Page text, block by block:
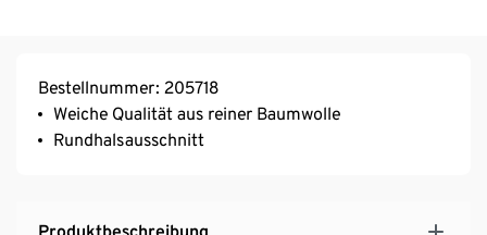
Bestellnummer: 205718
Weiche Qualität aus reiner Baumwolle
Rundhalsausschnitt